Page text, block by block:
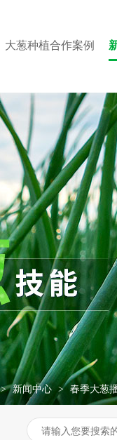
大葱种植合作案例
> 新闻中心 > 春季大葱